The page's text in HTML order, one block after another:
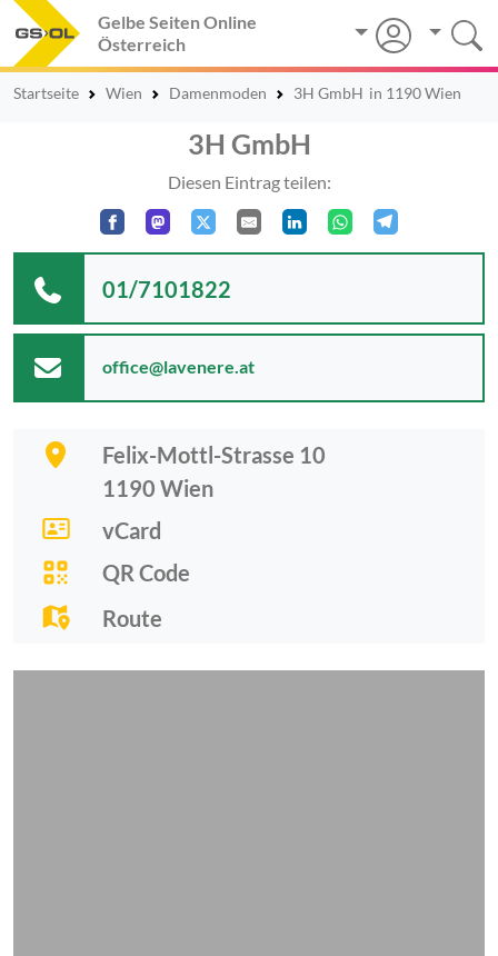
Gelbe Seiten Online
Österreich
Startseite Wien Damenmoden 3H GmbH in 1190 Wien
3H GmbH
Diesen Eintrag teilen:
Felix-Mottl-Strasse 10
1190 Wien
vCard
QR Code
Route
01/7101822
office@lavenere.at